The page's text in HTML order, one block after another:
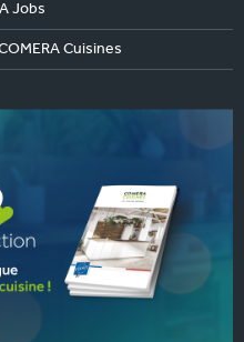
Jobs
Cuisines